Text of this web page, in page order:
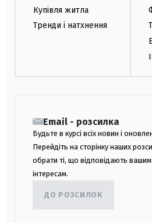
Купівля житла
Тренди і натхнення
Email - розсилка
Будьте в курсі всіх новин і
Перейдіть на сторінку наших
обрати ті, що відповідають вашим
інтересам.
ДО РОЗСИЛОК